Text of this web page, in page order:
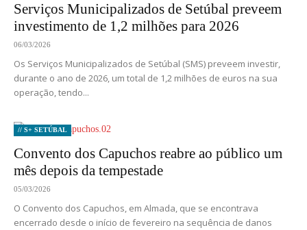
Serviços Municipalizados de Setúbal preveem
investimento de 1,2 milhões para 2026
06/03/2026
Os Serviços Municipalizados de Setúbal (SMS) preveem investir,
durante o ano de 2026, um total de 1,2 milhões de euros na sua
operação, tendo...
// S+ SETÚBAL
Convento dos Capuchos reabre ao público um
mês depois da tempestade
05/03/2026
O Convento dos Capuchos, em Almada, que se encontrava
encerrado desde o início de fevereiro na sequência de danos